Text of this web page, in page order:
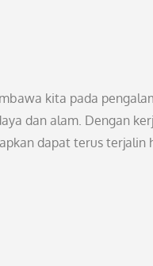
kita pada
dan alam. Dengan
dapat terus terjalin